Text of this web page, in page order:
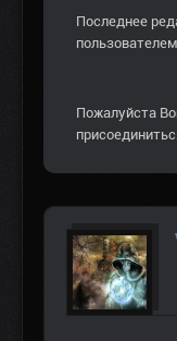
Последнее
пользователем
Пожалуйста